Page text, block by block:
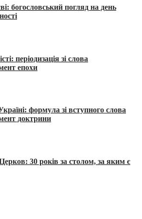
богословський погляд на день
періодизація зі слова
епохи
формула зі вступного слова
доктрини
30 років за столом, за яким є